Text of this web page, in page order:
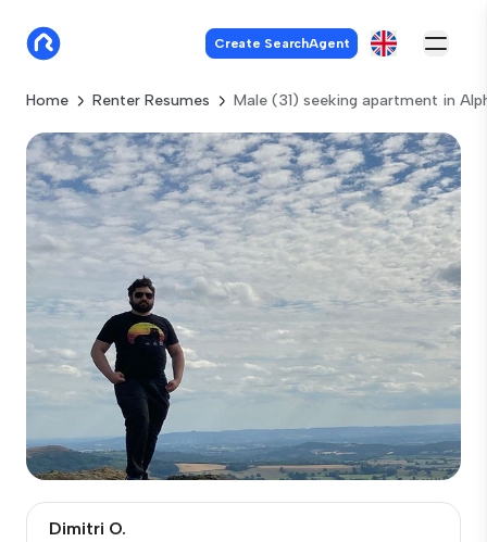
Create SearchAgent
Home Renter Resumes Male (31) seeking apartment in
Dimitri O.